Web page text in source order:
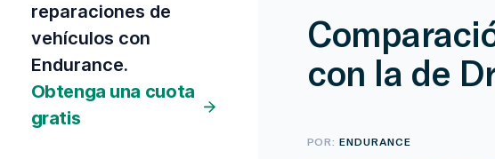
reparaciones de
vehículos con
Endurance.
Obtenga una cuota
gratis
con la de
POR:ENDURANCE